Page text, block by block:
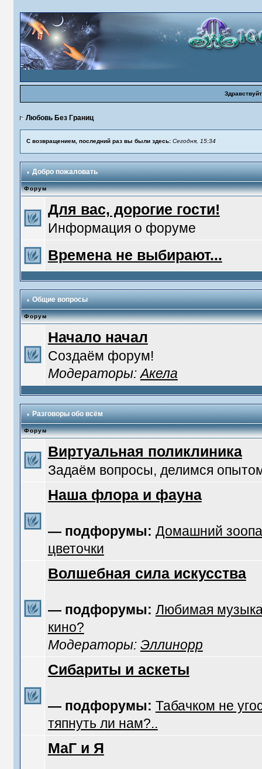
Любовь Без Границ
С возвращением, последний раз вы были здесь: Сегодня, 15:34
Добро пожаловать
Форум
Для вас, дорогие гости!
Информация о форуме
Времена не выбирают...
Общие вопросы
Форум
Начало начал
Создаём форум!
Модераторы:Акела
Разговоры обо всём
Форум
Виртуальная поликлиника
Задаём вопросы, делимся
Наша флора и фауна
— подфорумы: Домашний
цветочки
Волшебная сила искусства
— подфорумы: Любимая
кино?
Модераторы: Эллинорр
Сибариты и аскеты
— подфорумы: Табачком не
тяпнуть ли нам?..
МаГ и Я